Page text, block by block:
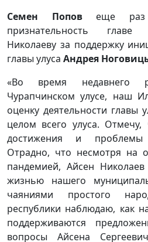
Семен Поповеще раз
признательность главе
Николаеву за поддержку
главы улуса Андрея
«Во время недавнего
Чурапчинском улусе, наш
оценку деятельности главы
целом всего улуса.
достижения и проблемы
Отрадно, что несмотря на
пандемией, Айсен
жизнью нашего
чаяниями простого
республики наблюдаю, как
поддерживаются
вопросы Айсена